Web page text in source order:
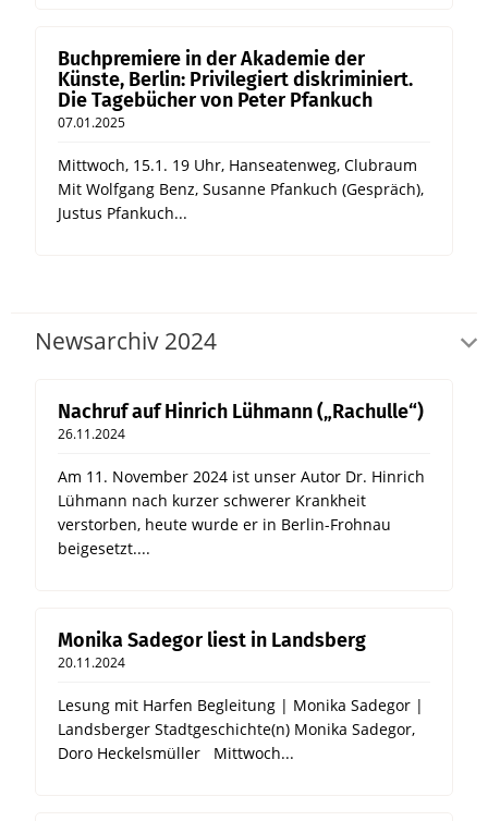
Buchpremiere in der Akademie der
Künste, Berlin: Privilegiert diskriminiert.
Die Tagebücher von Peter Pfankuch
07.01.2025
Mittwoch, 15.1. 19 Uhr, Hanseatenweg, Clubraum
Mit Wolfgang Benz, Susanne Pfankuch (Gespräch),
Justus Pfankuch...
Newsarchiv 2024
Nachruf auf Hinrich Lühmann („Rachulle“)
26.11.2024
Am 11. November 2024 ist unser Autor Dr. Hinrich
Lühmann nach kurzer schwerer Krankheit
verstorben, heute wurde er in Berlin-Frohnau
beigesetzt....
Monika Sadegor liest in Landsberg
20.11.2024
Lesung mit Harfen Begleitung | Monika Sadegor |
Landsberger Stadtgeschichte(n) Monika Sadegor,
Doro Heckelsmüller Mittwoch...